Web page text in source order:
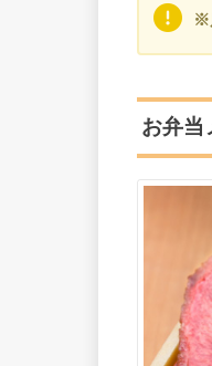
※
お弁当